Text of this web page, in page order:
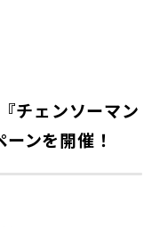
チェンソーマン
ンを開催！